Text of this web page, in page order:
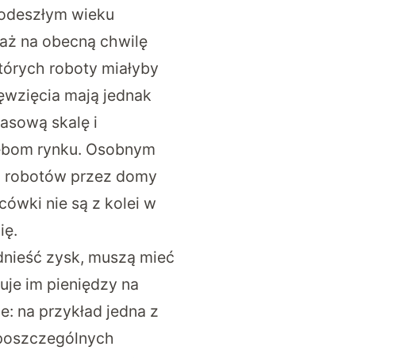
wieku
na obecną chwilę
roboty miałyby
mają jednak
skalę i
rynku. Osobnym
robotów przez domy
nie są z kolei w
zysk, muszą mieć
im pieniędzy na
na przykład jedna z